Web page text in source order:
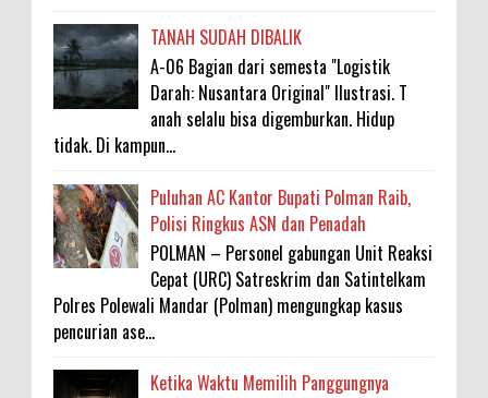
TANAH SUDAH DIBALIK
A-06 Bagian dari semesta "Logistik
Darah: Nusantara Original" Ilustrasi. T
anah selalu bisa digemburkan. Hidup
tidak. Di kampun...
Puluhan AC Kantor Bupati Polman Raib,
Polisi Ringkus ASN dan Penadah
POLMAN – Personel gabungan Unit Reaksi
Cepat (URC) Satreskrim dan Satintelkam
Polres Polewali Mandar (Polman) mengungkap kasus
pencurian ase...
Ketika Waktu Memilih Panggungnya